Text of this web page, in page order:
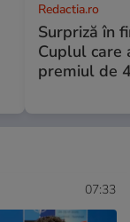
Redactia.ro
Surpriză în
Cuplul care
premiul de
07:33